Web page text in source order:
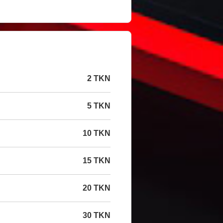
2 TKN
5 TKN
10 TKN
15 TKN
20 TKN
30 TKN